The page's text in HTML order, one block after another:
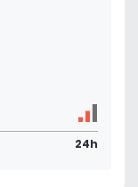
24h